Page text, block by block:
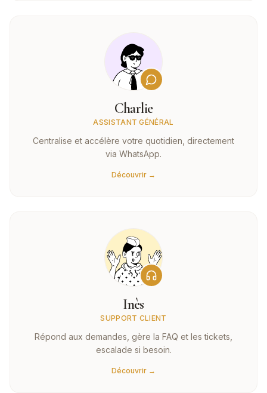
Charlie
ASSISTANT GÉNÉRAL
Centralise et accélère votre quotidien, directement
via WhatsApp.
Découvrir →
Inès
SUPPORT CLIENT
Répond aux demandes, gère la FAQ et les tickets,
escalade si besoin.
Découvrir →